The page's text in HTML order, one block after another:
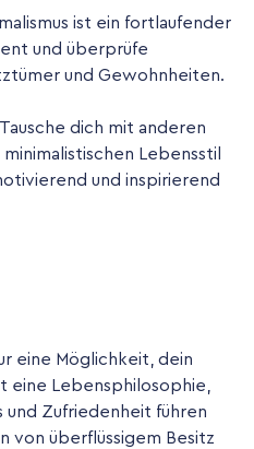
ist ein fortlaufender
und überprüfe
und Gewohnheiten.
dich mit anderen
Lebensstil
und inspirierend
eine Möglichkeit, dein
eine Lebensphilosophie,
und Zufriedenheit führen
von überflüssigem Besitz